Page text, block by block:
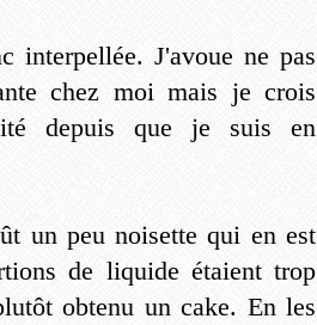
interpellée. J'avoue ne pas
chez moi mais je crois
depuis que je suis en
un peu noisette qui en est
de liquide étaient trop
obtenu un cake. En les